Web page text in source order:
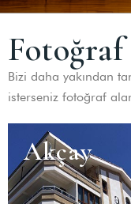
Bizi daha yakından
isterseniz fotoğraf
Akçay